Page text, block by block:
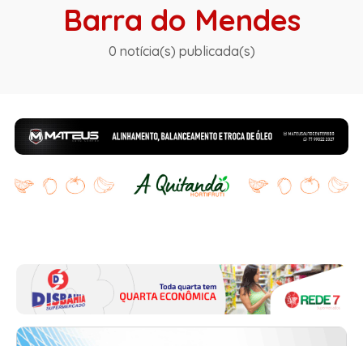
Barra do Mendes
0 notícia(s) publicada(s)